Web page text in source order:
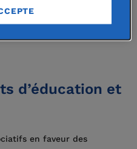
développées
de la Loire et
d’éducation et
en faveur des